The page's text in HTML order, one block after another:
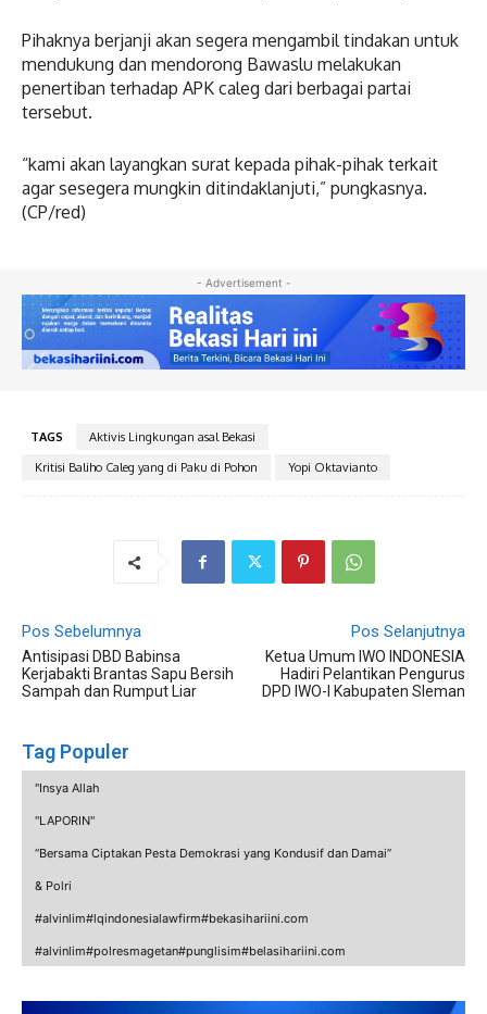
Pihaknya berjanji akan segera mengambil tindakan untuk
mendukung dan mendorong Bawaslu melakukan
penertiban terhadap APK caleg dari berbagai partai
tersebut.
“kami akan layangkan surat kepada pihak-pihak terkait
agar sesegera mungkin ditindaklanjuti,” pungkasnya.
(CP/red)
- Advertisement -
TAGS
Aktivis Lingkungan asal Bekasi
Kritisi Baliho Caleg yang di Paku di Pohon
Yopi Oktavianto
Pos Sebelumnya
Antisipasi DBD Babinsa
Kerjabakti Brantas Sapu Bersih
Sampah dan Rumput Liar
Pos Selanjutnya
Ketua Umum IWO INDONESIA
Hadiri Pelantikan Pengurus
DPD IWO-I Kabupaten Sleman
Tag Populer
"Insya Allah
"LAPORIN"
“Bersama Ciptakan Pesta Demokrasi yang Kondusif dan Damai”
& Polri
#alvinlim#lqindonesialawfirm#bekasihariini.com
#alvinlim#polresmagetan#punglisim#belasihariini.com